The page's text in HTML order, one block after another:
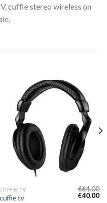
cuffie stereo wireless on
CUFFIE TV
cuffie tv
€64.00
€40.00